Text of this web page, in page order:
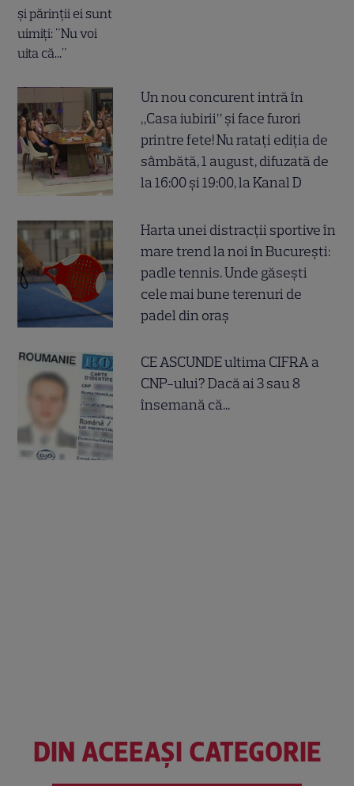
Un nou concurent intră în
„Casa iubirii” și face furori
printre fete! Nu ratați ediția de
sâmbătă, 1 august, difuzată de
la 16:00 și 19:00, la Kanal D
Harta unei distracții sportive în
mare trend la noi în București:
padle tennis. Unde găsești
cele mai bune terenuri de
padel din oraș
CE ASCUNDE ultima CIFRA a
CNP-ului? Dacă ai 3 sau 8
însemană că...
DIN ACEEAȘI CATEGORIE